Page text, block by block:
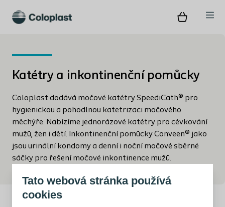
Tato webová stránka používá
cookies
Katétry a inkontinenční pomůcky
Coloplast dodává močové katétry SpeediCath® pro
hygienickou a pohodlnou katetrizaci močového
měchýře. Nabízíme jednorázové katétry pro cévkování
mužů, žen i dětí. Inkontinenční pomůcky Conveen® jako
jsou urinální kondomy a denní i noční močové sběrné
sáčky pro řešení močové inkontinence mužů.